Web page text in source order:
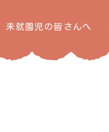
未就園児の皆さんへ